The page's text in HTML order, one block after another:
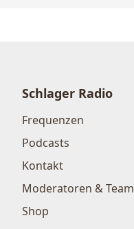
Schlager Radio
Frequenzen
Podcasts
Kontakt
Moderatoren & Team
Shop